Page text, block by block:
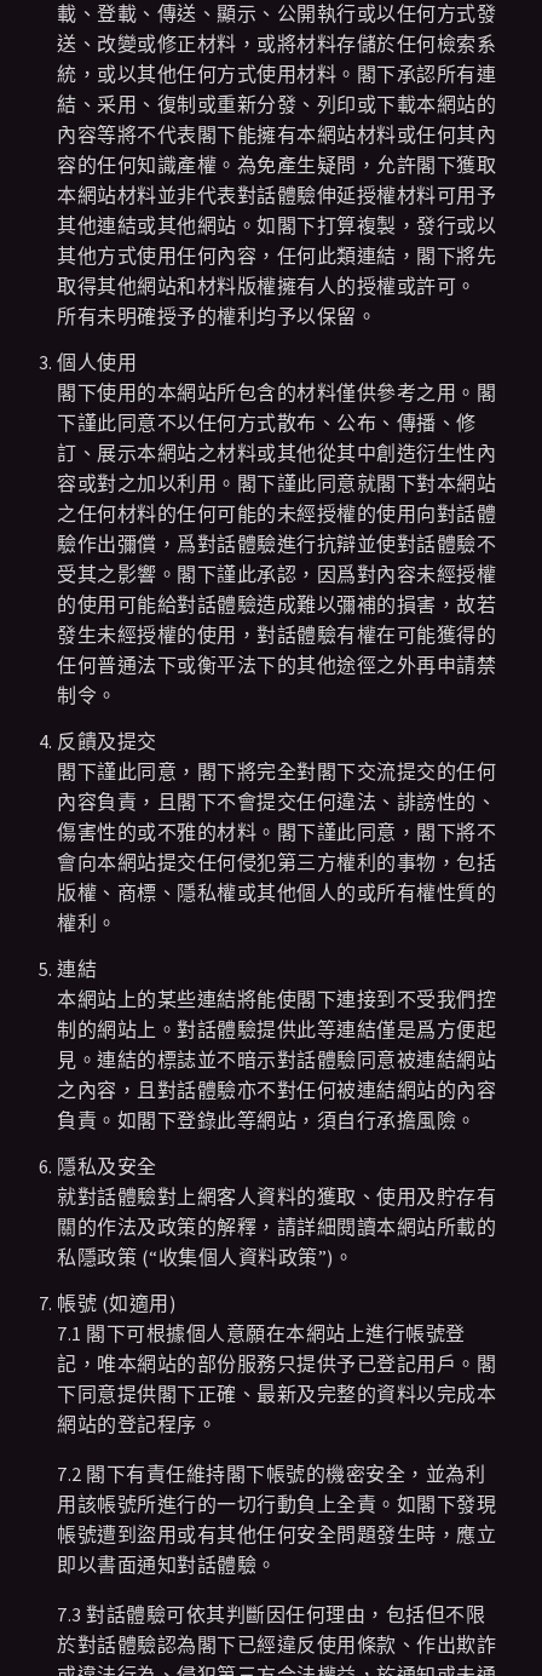
載、登載、傳送、顯示、公開執行或以任何方式發
送、改變或修正材料，或將材料存儲於任何檢索系
統，或以其他任何方式使用材料。閣下承認所有連
結、采用、復制或重新分發、列印或下載本網站的
內容等將不代表閣下能擁有本網站材料或任何其內
容的任何知識產權。為免產生疑問，允許閣下獲取
本網站材料並非代表對話體驗伸延授權材料可用予
其他連結或其他網站。如閣下打算複製，發行或以
其他方式使用任何內容，任何此類連結，閣下將先
取得其他網站和材料版權擁有人的授權或許可。
所有未明確授予的權利均予以保留。
個人使用
閣下使用的本網站所包含的材料僅供參考之用。閣
下謹此同意不以任何方式散布、公布、傳播、修
訂、展示本網站之材料或其他從其中創造衍生性內
容或對之加以利用。閣下謹此同意就閣下對本網站
之任何材料的任何可能的未經授權的使用向對話體
驗作出彌償，爲對話體驗進行抗辯並使對話體驗不
受其之影響。閣下謹此承認，因爲對內容未經授權
的使用可能給對話體驗造成難以彌補的損害，故若
發生未經授權的使用，對話體驗有權在可能獲得的
任何普通法下或衡平法下的其他途徑之外再申請禁
制令。
反饋及提交
閣下謹此同意，閣下將完全對閣下交流提交的任何
內容負責，且閣下不會提交任何違法、誹謗性的、
傷害性的或不雅的材料。閣下謹此同意，閣下將不
會向本網站提交任何侵犯第三方權利的事物，包括
版權、商標、隱私權或其他個人的或所有權性質的
權利。
連結
本網站上的某些連結將能使閣下連接到不受我們控
制的網站上。對話體驗提供此等連結僅是爲方便起
見。連結的標誌並不暗示對話體驗同意被連結網站
之內容，且對話體驗亦不對任何被連結網站的內容
負責。如閣下登錄此等網站，須自行承擔風險。
隱私及安全
就對話體驗對上網客人資料的獲取、使用及貯存有
關的作法及政策的解釋，請詳細閱讀本網站所載的
私隱政策 (“收集個人資料政策”)。
帳號 (如適用)
7.1 閣下可根據個人意願在本網站上進行帳號登
記，唯本網站的部份服務只提供予已登記用戶。閣
下同意提供閣下正確、最新及完整的資料以完成本
網站的登記程序。
7.2 閣下有責任維持閣下帳號的機密安全，並為利
用該帳號所進行的一切行動負上全責。如閣下發現
帳號遭到盜用或有其他任何安全問題發生時，應立
即以書面通知對話體驗。
7.3 對話體驗可依其判斷因任何理由，包括但不限
於對話體驗認為閣下已經違反使用條款、作出欺詐